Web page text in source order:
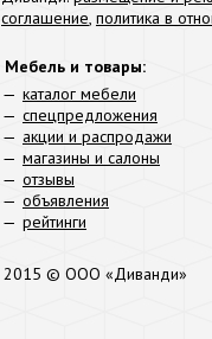
соглашение, политика в
Мебель и товары:
каталог мебели
спецпредложения
акции и распродажи
магазины и салоны
отзывы
объявления
рейтинги
2015 © ООО «Диванди»